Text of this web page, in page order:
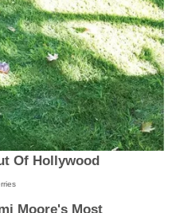
Of Hollywood
Moore's Most